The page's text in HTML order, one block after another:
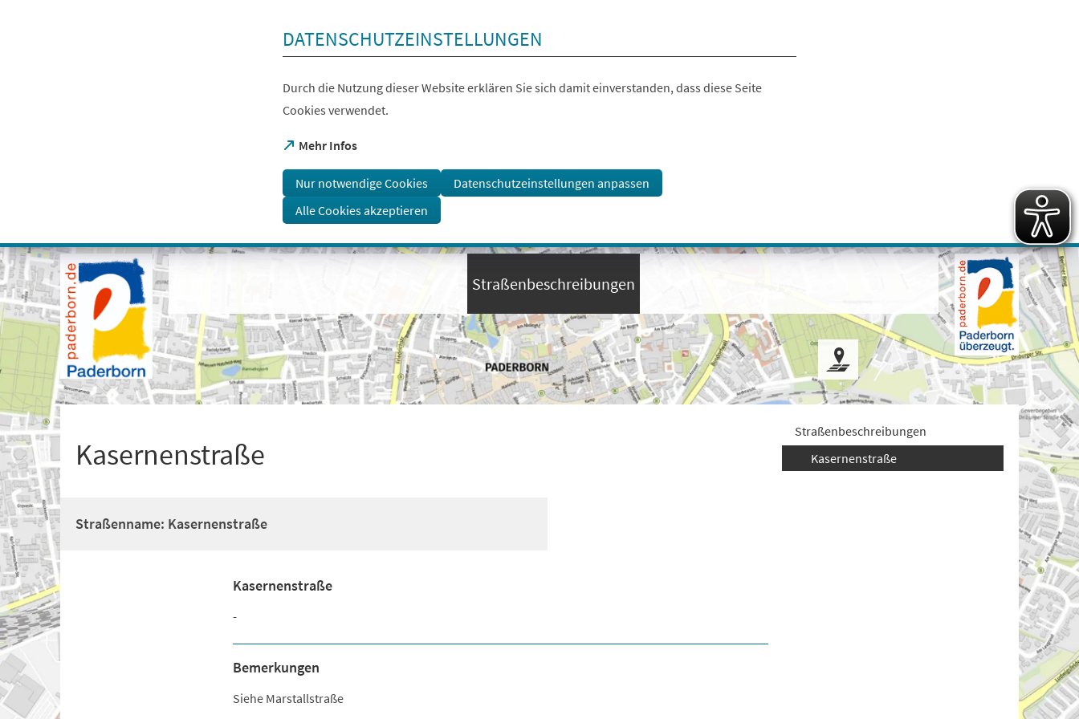
Visuelle
Assistenzsoftware
öffnen.
Mit
der
Tastatur
erreichbar
über
+
DATENSCHUTZEINSTELLUNGEN
Durch die Nutzung dieser Website erklären Sie sich damit einverstanden, dass diese Seite
Cookies verwendet.
Mehr Infos
(Öffnet
einem
neuen
Tab)
Nur notwendige Cookies
Datenschutzeinstellungen anpassen
Alle Cookies akzeptieren
Straßenbeschreibungen
Kasernenstraße
Straßenname: Kasernenstraße
Kasernenstraße
-
Bemerkungen
Siehe Marstallstraße
Straßenbeschreibungen
Kasernenstraße